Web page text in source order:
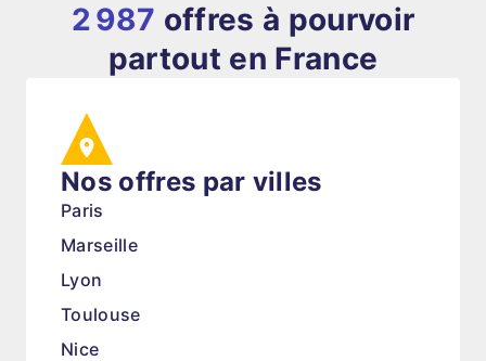
2 987 offres à pourvoir
partout en France
Nos offres par villes
Paris
Marseille
Lyon
Toulouse
Nice